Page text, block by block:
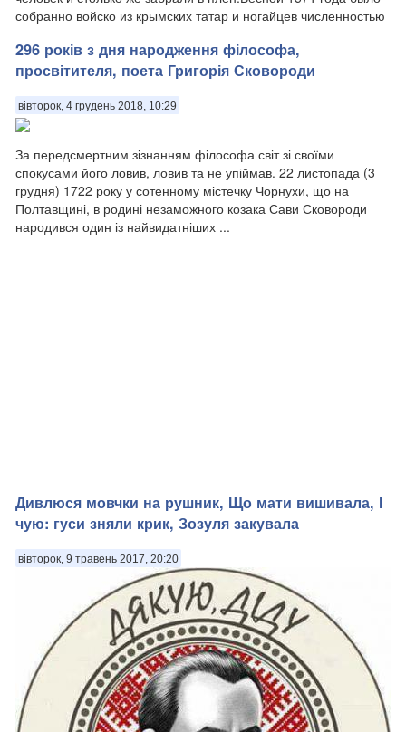
собранно войско из крымских татар и ногайцев численностью
296 років з дня народження філософа,
просвітителя, поета Григорія Сковороди
вівторок, 4 грудень 2018, 10:29
За передсмертним зізнанням філософа світ зі своїми
спокусами його ловив, ловив та не упіймав. 22 листопада (3
грудня) 1722 року у сотенному містечку Чорнухи, що на
Полтавщині, в родині незаможного козака Сави Сковороди
народився один із найвидатніших ...
Дивлюся мовчки на рушник, Що мати вишивала, І
чую: гуси зняли крик, Зозуля закувала
вівторок, 9 травень 2017, 20:20